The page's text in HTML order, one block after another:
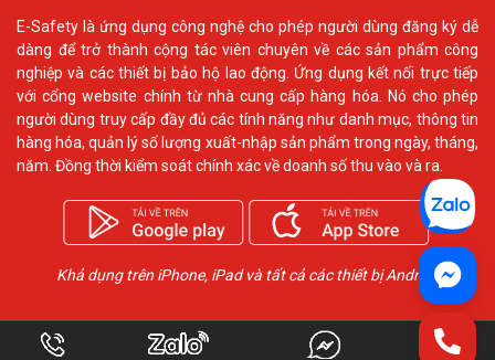
E-Safety là ứng dụng công nghệ cho phép người dùng đăng ký dễ
dàng để trở thành cộng tác viên chuyên về các sản phẩm công
nghiệp và các thiết bị bảo hộ lao động. Ứng dụng kết nối trực tiếp
với cổng website chính từ nhà cung cấp hàng hóa. Nó cho phép
người dùng truy cấp đầy đủ các tính năng như danh mục, thông tin
hàng hóa, quản lý số lượng xuất-nhập sản phẩm trong ngày, tháng,
năm. Đồng thời kiểm soát chính xác về doanh số thu vào và ra.
Khả dụng trên iPhone, iPad và tất cả các thiết bị Android